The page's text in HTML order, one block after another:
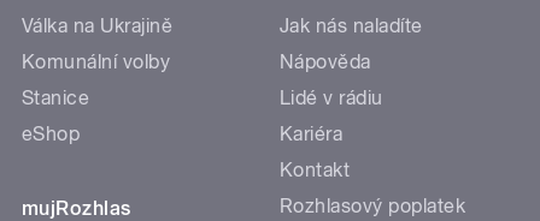
Válka na Ukrajině
Komunální volby
Stanice
eShop
mujRozhlas
Jak nás naladíte
Nápověda
Lidé v rádiu
Kariéra
Kontakt
Rozhlasový poplatek